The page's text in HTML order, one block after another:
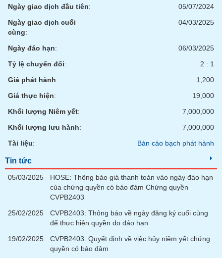
Ngày giao dịch đầu tiên:
05/07/2024
Ngày giao dịch cuối
cùng:
04/03/2025
Ngày đáo hạn:
06/03/2025
Tỷ lệ chuyển đổi:
2 : 1
Giá phát hành:
1,200
Giá thực hiện:
19,000
Khối lượng Niêm yết:
7,000,000
Khối lượng lưu hành:
7,000,000
Tài liệu: Bản cáo bạch phát hành
Tin tức
05/03/2025
HOSE: Thông báo giá thanh toán vào ngày đáo hạn
của chứng quyền có bảo đảm Chứng quyền
CVPB2403
25/02/2025
CVPB2403: Thông báo về ngày đăng ký cuối cùng
để thực hiện quyền do đáo hạn
19/02/2025
CVPB2403: Quyết định về việc hủy niêm yết chứng
quyền có bảo đảm
Báo
cáo
tích
ngữ
vụ
Đào
Sách